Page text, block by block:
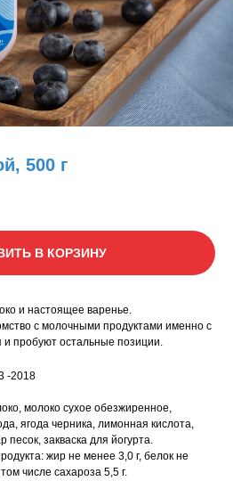
500 г
В КОРЗИНУ
и настоящее варенье.
с молочными продуктами именно с
и пробуют остальные позиции.
-2018
молоко сухое обезжиренное,
ягода черника, лимонная кислота,
песок, закваска для йогурта.
жир не менее 3,0 г, белок не
числе сахароза 5,5 г.